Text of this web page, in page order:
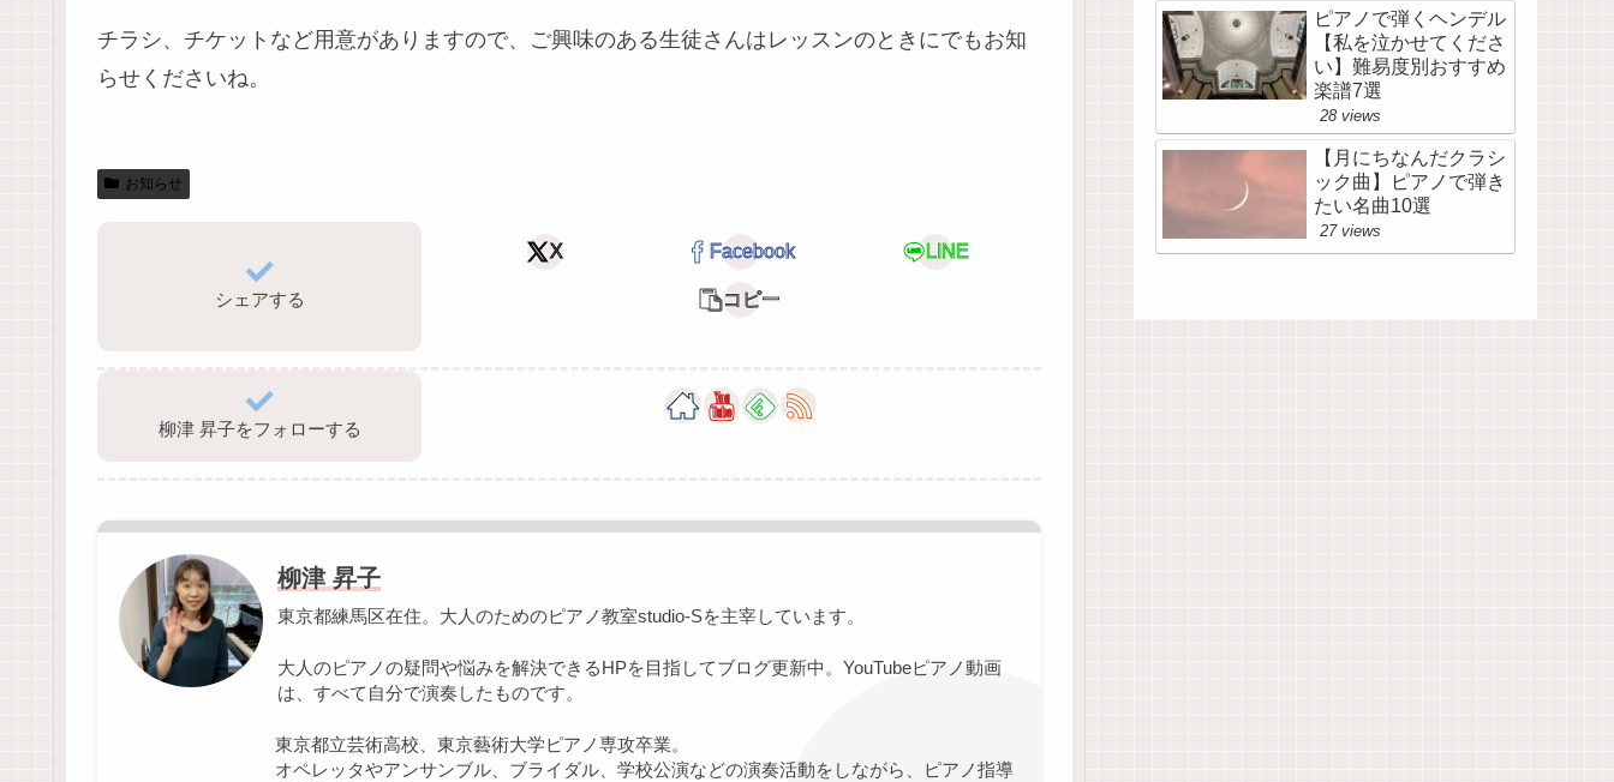
チラシ、チケットなど用意がありますので、ご興味のある生徒さんはレッスンのときにでもお知
らせくださいね。
お知らせ
シェアする
X Facebook LINE
コピー
柳津 昇子をフォローする
柳津 昇子
東京都練馬区在住。大人のためのピアノ教室studio-Sを主宰しています。
大人のピアノの疑問や悩みを解決できるHPを目指してブログ更新中。YouTubeピアノ動画
は、すべて自分で演奏したものです。
東京都立芸術高校、東京藝術大学ピアノ専攻卒業。
オペレッタやアンサンブル、ブライダル、学校公演などの演奏活動をしながら、ピアノ指導
ピアノで弾くヘンデル
【私を泣かせてくださ
い】難易度別おすすめ
楽譜7選
28 views
【月にちなんだクラシ
ック曲】ピアノで弾き
たい名曲10選
27 views